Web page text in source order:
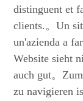
distinguent et
clients.。Un
un'azienda a
Website sieht
auch gut。
zu navigieren